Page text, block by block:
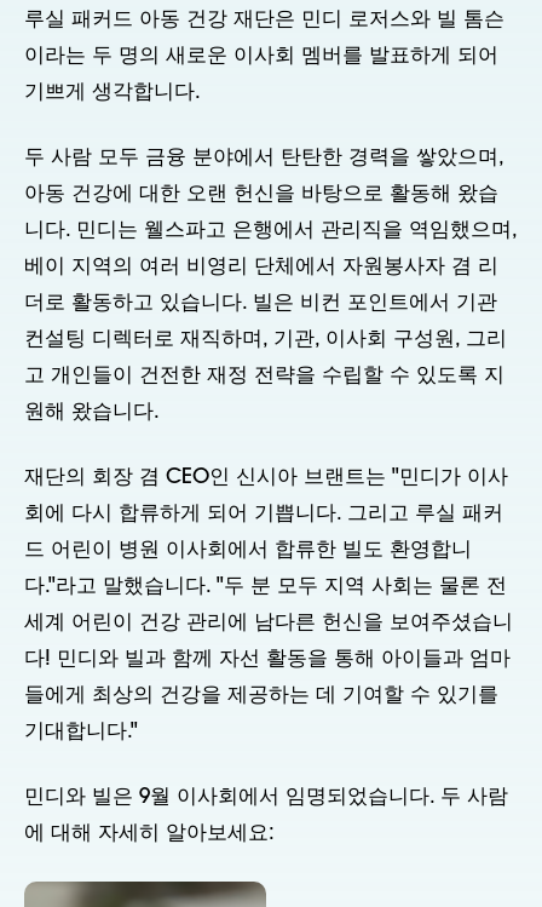
루실 패커드 아동 건강 재단은 민디 로저스와 빌 톰슨
이라는 두 명의 새로운 이사회 멤버를 발표하게 되어
기쁘게 생각합니다.
두 사람 모두 금융 분야에서 탄탄한 경력을 쌓았으며,
아동 건강에 대한 오랜 헌신을 바탕으로 활동해 왔습
니다. 민디는 웰스파고 은행에서 관리직을 역임했으며,
베이 지역의 여러 비영리 단체에서 자원봉사자 겸 리
더로 활동하고 있습니다. 빌은 비컨 포인트에서 기관
컨설팅 디렉터로 재직하며, 기관, 이사회 구성원, 그리
고 개인들이 건전한 재정 전략을 수립할 수 있도록 지
원해 왔습니다.
재단의 회장 겸 CEO인 신시아 브랜트는 "민디가 이사
회에 다시 합류하게 되어 기쁩니다. 그리고 루실 패커
드 어린이 병원 이사회에서 합류한 빌도 환영합니
다."라고 말했습니다. "두 분 모두 지역 사회는 물론 전
세계 어린이 건강 관리에 남다른 헌신을 보여주셨습니
다! 민디와 빌과 함께 자선 활동을 통해 아이들과 엄마
들에게 최상의 건강을 제공하는 데 기여할 수 있기를
기대합니다."
민디와 빌은 9월 이사회에서 임명되었습니다. 두 사람
에 대해 자세히 알아보세요: